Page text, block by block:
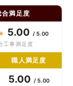
合満足度
5.00 / 5.00
工事満足度
職人満足度
5.00 / 5.00